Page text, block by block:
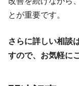
とが重要です。
さらに詳しい相談
すので、お気軽に